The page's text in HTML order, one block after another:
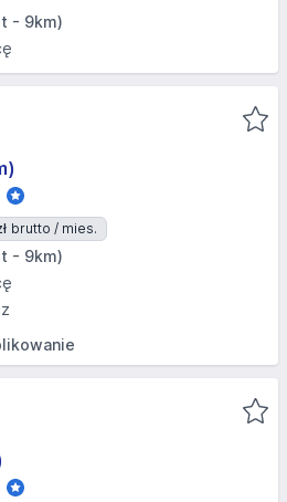
- 9km)
brutto / mies.
- 9km)